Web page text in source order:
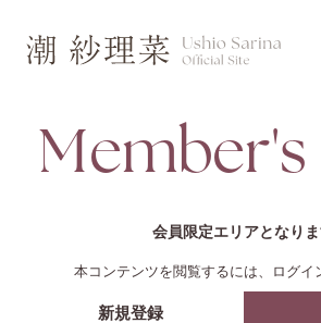
会員限定エリアとなり
本コンテンツを閲覧するには、ログイ
新規登録